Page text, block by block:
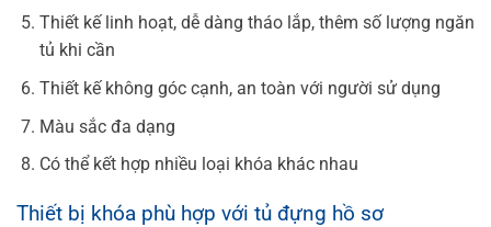
Thiết kế linh hoạt, dễ dàng tháo lắp, thêm số lượng ngăn
tủ khi cần
Thiết kế không góc cạnh, an toàn với người sử dụng
Màu sắc đa dạng
Có thể kết hợp nhiều loại khóa khác nhau
Thiết bị khóa phù hợp với tủ đựng hồ sơ